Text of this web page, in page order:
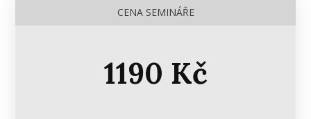
CENA SEMINÁŘE
1190 Kč